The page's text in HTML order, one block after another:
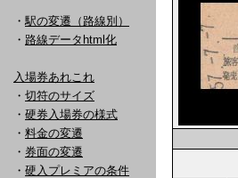
・ 駅の変遷（路線別）
・ 路線データhtml化
入場券あれこれ
・ 切符のサイズ
・ 硬券入場券の様式
・ 料金の変遷
・ 券面の変遷
・ 硬入プレミアの条件